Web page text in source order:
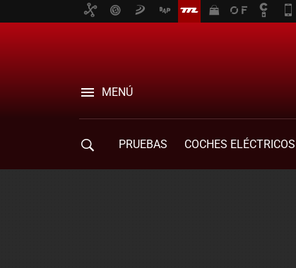
MENÚ
PRUEBAS COCHES ELÉCTRICOS